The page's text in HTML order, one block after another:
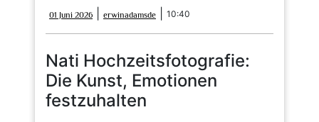
01 Juni 2026
Juni
2026
erwinadamsde erwinadamsde
10:40
Nati Hochzeitsfotografie:
Die Kunst, Emotionen
festzuhalten